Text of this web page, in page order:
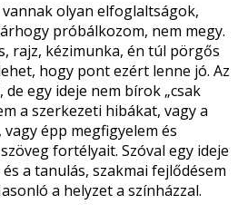
olyan elfoglaltságok,
próbálkozom, nem megy.
rajz, kézimunka, én túl pörgős
hogy pont ezért lenne jó. Az
egy ideje nem bírok „csak
a szerkezeti hibákat, vagy a
épp megfigyelem és
fortélyait. Szóval egy ideje
a tanulás, szakmai fejlődésem
a helyzet a színházzal.